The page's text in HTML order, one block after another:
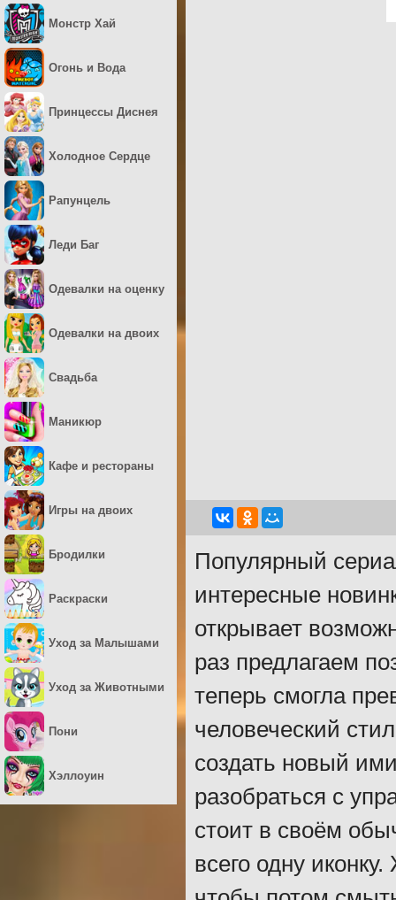
Популярный
интересные
открывает
раз предлагаем
теперь смогла
человеческий
создать новый
разобраться с
стоит в своём
всего одну
Монстр Хай
Огонь и Вода
Принцессы Диснея
Холодное Сердце
Рапунцель
Леди Баг
Одевалки на оценку
Одевалки на двоих
Свадьба
Маникюр
Кафе и рестораны
Игры на двоих
Бродилки
Раскраски
Уход за Малышами
Уход за Животными
Пони
Хэллоуин